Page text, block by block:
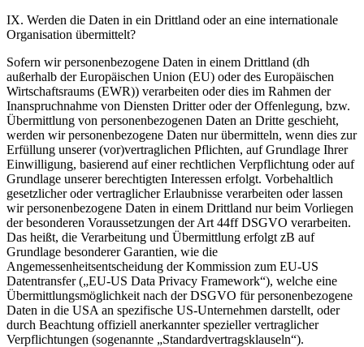
IX. Werden die Daten in ein Drittland oder an eine internationale
Organisation übermittelt?
Sofern wir personenbezogene Daten in einem Drittland (dh
außerhalb der Europäischen Union (EU) oder des Europäischen
Wirtschaftsraums (EWR)) verarbeiten oder dies im Rahmen der
Inanspruchnahme von Diensten Dritter oder der Offenlegung, bzw.
Übermittlung von personenbezogenen Daten an Dritte geschieht,
werden wir personenbezogene Daten nur übermitteln, wenn dies zur
Erfüllung unserer (vor)vertraglichen Pflichten, auf Grundlage Ihrer
Einwilligung, basierend auf einer rechtlichen Verpflichtung oder auf
Grundlage unserer berechtigten Interessen erfolgt. Vorbehaltlich
gesetzlicher oder vertraglicher Erlaubnisse verarbeiten oder lassen
wir personenbezogene Daten in einem Drittland nur beim Vorliegen
der besonderen Voraussetzungen der Art 44ff DSGVO verarbeiten.
Das heißt, die Verarbeitung und Übermittlung erfolgt zB auf
Grundlage besonderer Garantien, wie die
Angemessenheitsentscheidung der Kommission zum EU-US
Datentransfer („EU-US Data Privacy Framework“), welche eine
Übermittlungsmöglichkeit nach der DSGVO für personenbezogene
Daten in die USA an spezifische US-Unternehmen darstellt, oder
durch Beachtung offiziell anerkannter spezieller vertraglicher
Verpflichtungen (sogenannte „Standardvertragsklauseln“).